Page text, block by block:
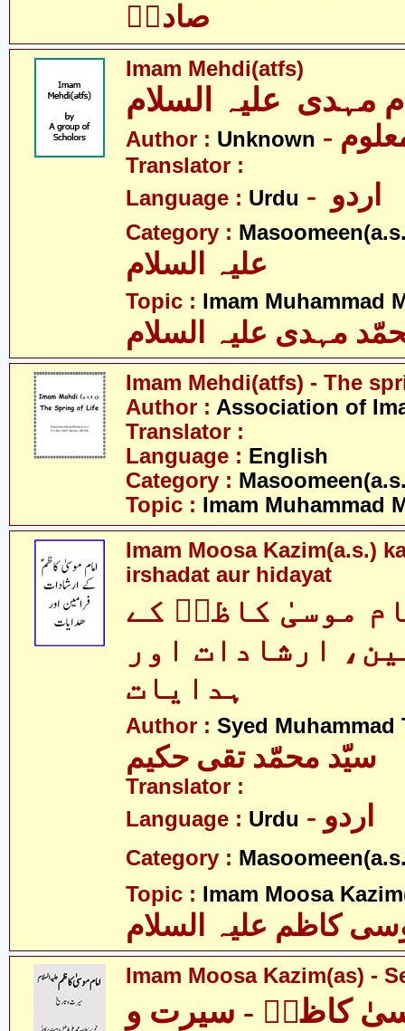
صادقؑ
Imam Mehdi(atfs)
مہدی علیہ السلام
Author : Unknown
Translator :
Language : Urdu
Category :
Topic : Imam Muhammad
مہدی علیہ السلام
Imam Mehdi(atfs) - The
Author : Association of
Translator :
Language : English
Category :
Topic : Imam Muhammad
Imam Moosa Kazim(a.s.)
irshadat aur hidayat
موسیٰ کاظمؑ کے
ارشادات اور
ہدایات
Author : Syed Muhammad
سیّد محمّد تقی حکیم
Translator :
Language : Urdu - اردو
Category :
Topic : Imam Moosa
کاظم علیہ السلام
Imam Moosa Kazim(as) -
کاظمؑ - سیرت و